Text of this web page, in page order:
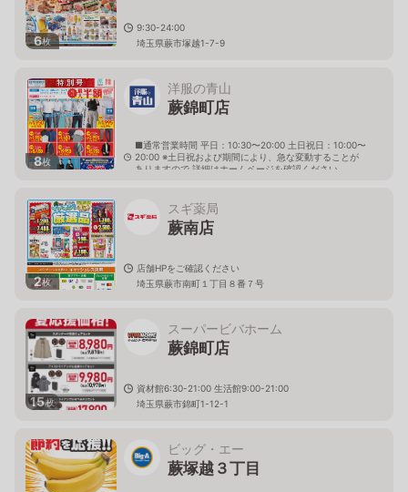
6枚
9:30-24:00
埼玉県蕨市塚越1-7-9
8枚
洋服の青山
蕨錦町店
■通常営業時間 平日：10:30〜20:00 土日祝日：10:00〜
20:00 ※土日祝および期間により、急な変動することが
ありますので 詳細はホームページを確認ください
2枚
スギ薬局
蕨南店
店舗HPをご確認ください
埼玉県蕨市南町１丁目８番７号
15枚
スーパービバホーム
蕨錦町店
資材館6:30-21:00 生活館9:00-21:00
埼玉県蕨市錦町1-12-1
ビッグ・エー
蕨塚越３丁目